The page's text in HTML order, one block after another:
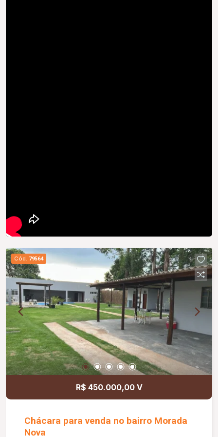
Cód. 79564
R$ 450.000,00 V
Chácara para venda no bairro Morada
Nova